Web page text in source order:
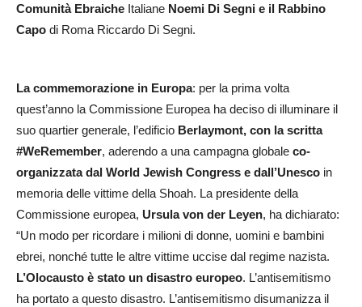
Comunità Ebraiche Italiane Noemi Di Segni e il Rabbino
Capo di Roma Riccardo Di Segni.
La commemorazione in Europa: per la prima volta
quest’anno la Commissione Europea ha deciso di illuminare il
suo quartier generale, l’edificio Berlaymont, con la scritta
#WeRemember, aderendo a una campagna globale co-
organizzata dal World Jewish Congress e dall’Unesco in
memoria delle vittime della Shoah. La presidente della
Commissione europea, Ursula von der Leyen, ha dichiarato:
“Un modo per ricordare i milioni di donne, uomini e bambini
ebrei, nonché tutte le altre vittime uccise dal regime nazista.
L’Olocausto è stato un disastro europeo. L’antisemitismo
ha portato a questo disastro. L’antisemitismo disumanizza il